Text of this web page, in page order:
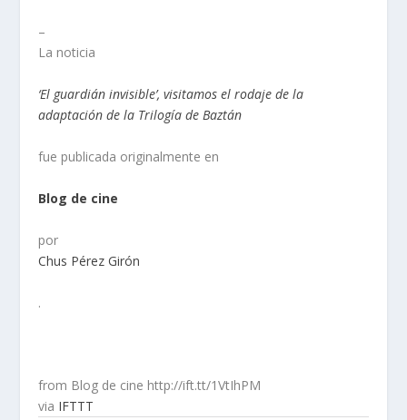
–
La noticia
‘El guardián invisible’, visitamos el rodaje de la
adaptación de la Trilogía de Baztán
fue publicada originalmente en
Blog de cine
por
Chus Pérez Girón
.
from Blog de cine http://ift.tt/1VtIhPM
via IFTTT